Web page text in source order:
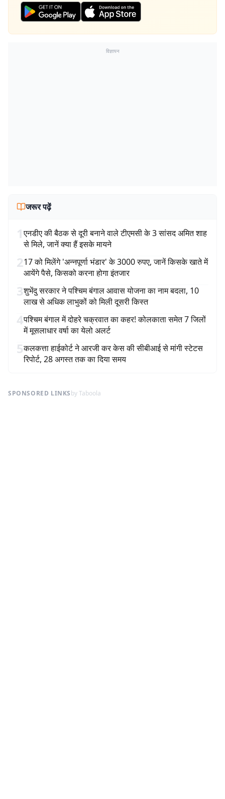
विज्ञापन
जरूर पढ़ें
1एनडीए की बैठक से दूरी बनाने वाले टीएमसी के 3 सांसद अमित शाह
से मिले, जानें क्या हैं इसके मायने
217 को मिलेंगे 'अन्नपूर्णा भंडार' के 3000 रुपए, जानें किसके खाते में
आयेंगे पैसे, किसको करना होगा इंतजार
3शुभेंदु सरकार ने पश्चिम बंगाल आवास योजना का नाम बदला, 10
लाख से अधिक लाभुकों को मिली दूसरी किस्त
4पश्चिम बंगाल में दोहरे चक्रवात का कहर! कोलकाता समेत 7 जिलों
में मूसलाधार वर्षा का येलो अलर्ट
5कलकत्ता हाईकोर्ट ने आरजी कर केस की सीबीआई से मांगी स्टेटस
रिपोर्ट, 28 अगस्त तक का दिया समय
SPONSORED LINKSby Taboola